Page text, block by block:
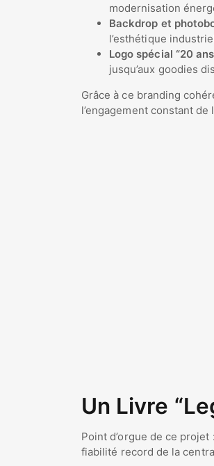
modernisation
Backdrop et
l’esthétique
Logo spécial “20
jusqu’aux goodies
Grâce à ce branding
l’engagement constant
Un Livre
Point d’orgue de ce projet
fiabilité record de la